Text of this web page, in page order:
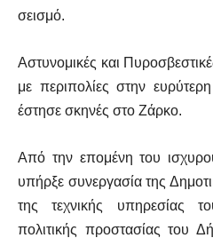
σεισμό.
Αστυνομικές και
με περιπολίες στην
έστησε σκηνές στο Ζάρκο.
Από την επομένη του
υπήρξε συνεργασία της
της τεχνικής υπηρεσίας
πολιτικής προστασίας του